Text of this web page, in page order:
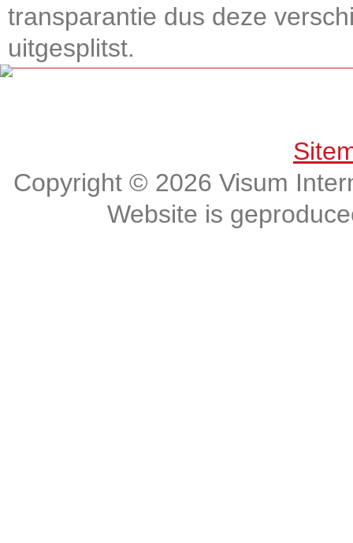
transparantie dus deze
uitgesplitst.
Copyright © 2026 Visum
Website is